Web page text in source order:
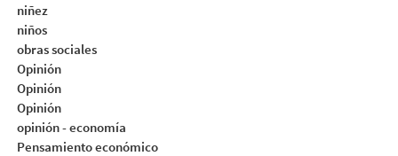
niñez
niños
obras sociales
Opinión
Opinión
Opinión
opinión - economía
Pensamiento económico